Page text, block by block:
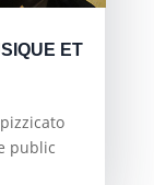
ET
public